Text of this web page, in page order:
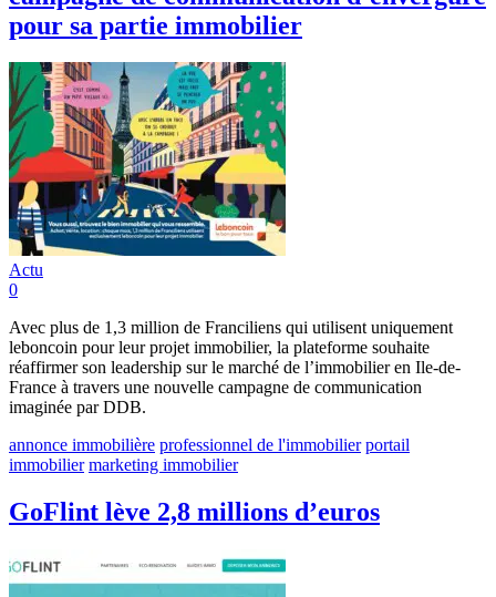
pour sa partie immobilier
Actu
0
Avec plus de 1,3 million de Franciliens qui utilisent uniquement
leboncoin pour leur projet immobilier, la plateforme souhaite
réaffirmer son leadership sur le marché de l’immobilier en Ile-de-
France à travers une nouvelle campagne de communication
imaginée par DDB.
annonce immobilière professionnel de l'immobilier portail
immobilier marketing immobilier
GoFlint lève 2,8 millions d’euros